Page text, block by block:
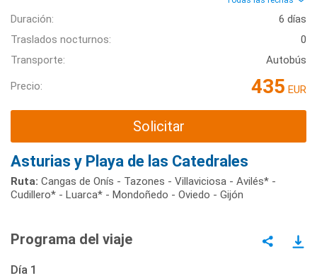
Duración:
6 días
Traslados nocturnos:
0
Transporte:
Autobús
Precio: 435 EUR
Solicitar
Asturias y Playa de las Catedrales
Ruta: Cangas de Onís - Tazones - Villaviciosa - Avilés* -
Cudillero* - Luarca* - Mondoñedo - Oviedo - Gijón
Programa del viaje
Día 1